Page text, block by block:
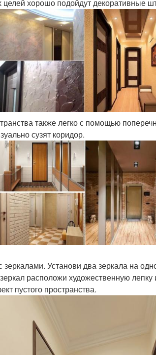
хорошо подойдут декоративные
также легко с помощью
сузят коридор.
Установи два зеркала на
расположи художественную лепку
пустого пространства.